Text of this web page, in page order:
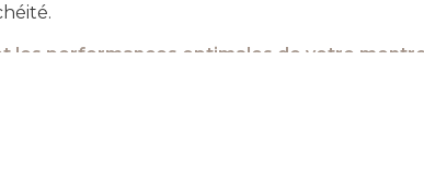
les performances optimales de votre montre